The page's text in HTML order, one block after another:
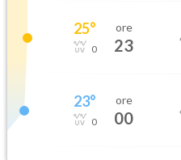
25°
0
ore
23
23°
0
ore
00